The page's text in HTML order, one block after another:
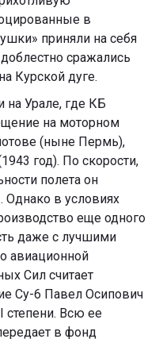
в
приняли на себя
сражались
Курской дуге.
на Урале, где КБ
на моторном
(ныне Пермь),
год). По скорости,
полета он
Однако в условиях
еще одного
даже с лучшими
авиационной
Сил считает
Су-6 Павел Осипович
степени. Всю ее
в фонд